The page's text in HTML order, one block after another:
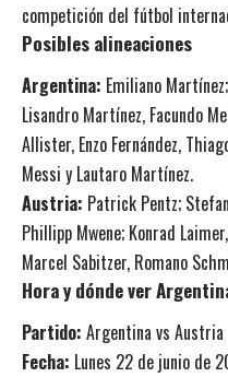
competición del fútbol
Posibles alineaciones
Argentina: Emiliano
Lisandro Martínez, Facundo
Allister, Enzo Fernández,
Messi y Lautaro Martínez.
Austria: Patrick Pentz;
Phillipp Mwene; Konrad
Marcel Sabitzer, Romano
Hora y dónde ver
Partido: Argentina vs Austria
Fecha: Lunes 22 de junio de